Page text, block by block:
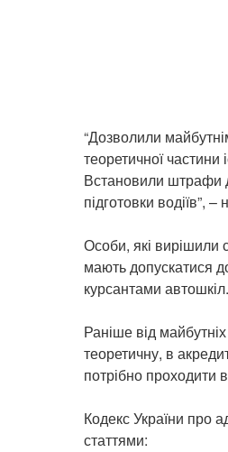
“Дозволили
теоретичної частини
Встановили штрафи
підготовки водіїв”, –
Особи, які вирішили
мають допускатися
курсантами автошкіл.
Раніше від
теоретичну, в
потрібно проходити
Кодекс України про
статтями: